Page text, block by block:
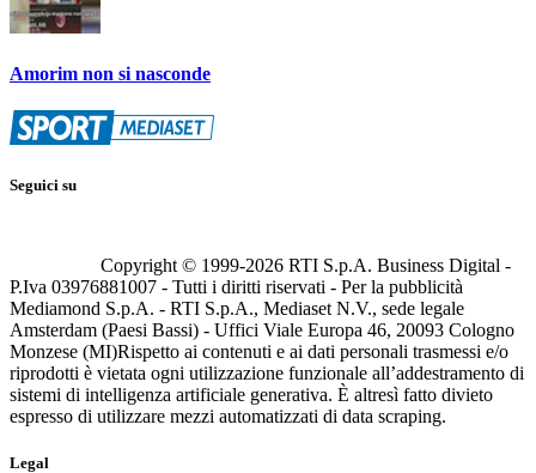
Amorim non si nasconde
Seguici su
Copyright © 1999-2026 RTI S.p.A. Business Digital -
P.Iva 03976881007 - Tutti i diritti riservati - Per la pubblicità
Mediamond S.p.A. - RTI S.p.A., Mediaset N.V., sede legale
Amsterdam (Paesi Bassi) - Uffici Viale Europa 46, 20093 Cologno
Monzese (MI)Rispetto ai contenuti e ai dati personali trasmessi e/o
riprodotti è vietata ogni utilizzazione funzionale all’addestramento di
sistemi di intelligenza artificiale generativa. È altresì fatto divieto
espresso di utilizzare mezzi automatizzati di data scraping.
Legal